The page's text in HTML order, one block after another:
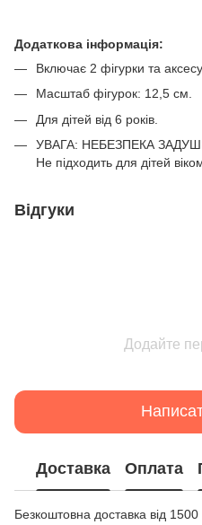
Додаткова інформація:
Включає 2 фігурки та
Масштаб фігурок: 12,5 см.
Для дітей від 6 років.
УВАГА: НЕБЕЗПЕКА
Не підходить для дітей
Відгуки
Додайте
Доставка Оплата
Безкоштовна доставка від 1500